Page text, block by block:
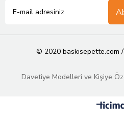
© 2020 baskisepette.com /
Davetiye Modelleri ve Kişiye